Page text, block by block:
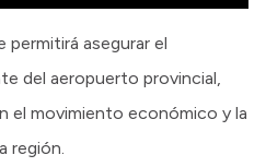
permitirá asegurar el
del aeropuerto provincial,
el movimiento económico y la
región.